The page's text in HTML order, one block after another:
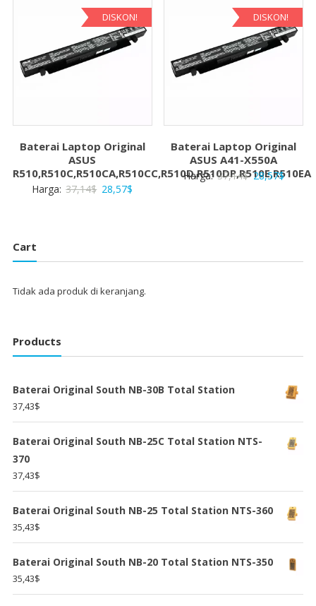
28,57$.
28,57$.
DISKON!
Baterai Laptop Original
ASUS
R510,R510C,R510CA,R510CC,R510D,R510DP,R510E,R510EA
Harga: 37,14$ Harga
28,57$
28,57$.
DISKON!
Baterai Laptop Original
ASUS A41-X550A
Harga: 37,14$Harga
28,57$Harga
Cart
Tidak ada produk di keranjang.
Products
Baterai Original South NB-30B Total Station
37,43$
Baterai Original South NB-25C Total Station NTS-
370
37,43$
Baterai Original South NB-25 Total Station NTS-360
35,43$
Baterai Original South NB-20 Total Station NTS-350
35,43$